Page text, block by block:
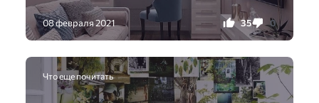
08 февраля 2021 35 0
Что еще почитать